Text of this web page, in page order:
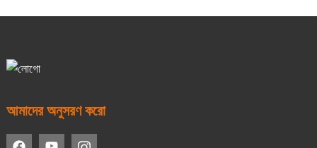
আমাদের অনুসরণ করো